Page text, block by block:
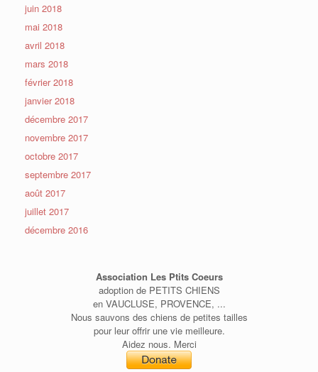
juin 2018
mai 2018
avril 2018
mars 2018
février 2018
janvier 2018
décembre 2017
novembre 2017
octobre 2017
septembre 2017
août 2017
juillet 2017
décembre 2016
Association Les Ptits Coeurs
adoption de PETITS CHIENS
en VAUCLUSE, PROVENCE, ...
Nous sauvons des chiens de petites tailles
pour leur offrir une vie meilleure.
Aidez nous. Merci